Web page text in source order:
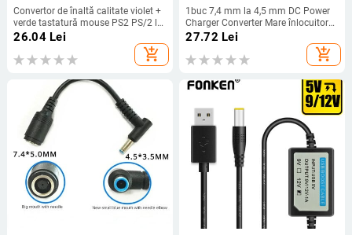
Convertor de înaltă calitate violet +
verde tastatură mouse PS2 PS/2 la
convertizor adaptor USB pentru
tastatură USB mouse accesorii
26.04Lei
add_shopping_cart
1buc 7,4 mm la 4,5 mm DC Power
Charger Converter Mare înlocuitor
DC adaptor conector cablu pentru
27.72 Lei
add_shopping_cart